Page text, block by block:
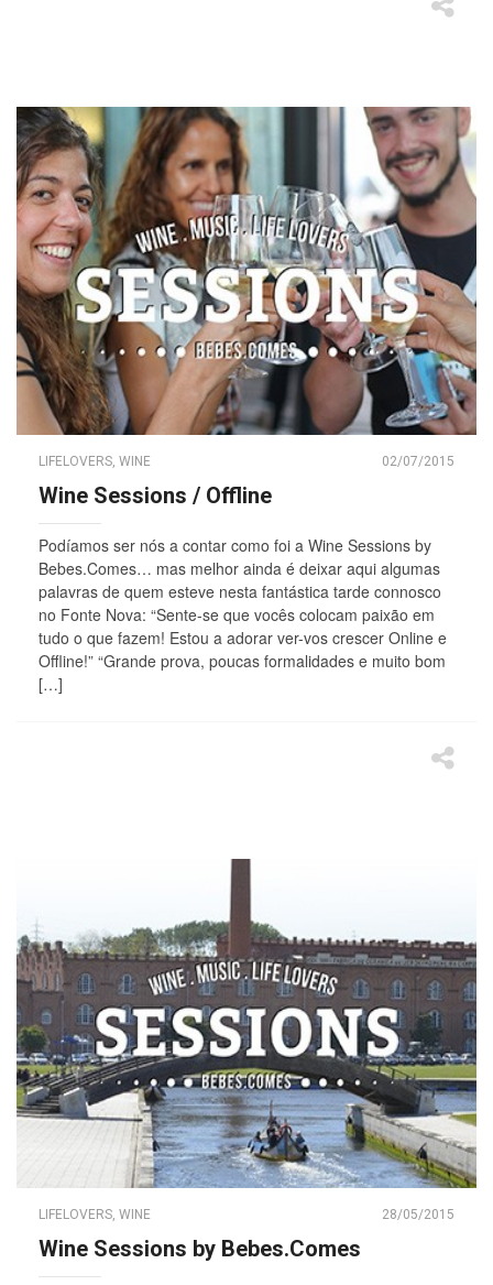
LIFELOVERS, WINE 02/07/2015
Wine Sessions / Offline
Podíamos ser nós a contar como foi a Wine Sessions by
Bebes.Comes… mas melhor ainda é deixar aqui algumas
palavras de quem esteve nesta fantástica tarde connosco
no Fonte Nova: “Sente-se que vocês colocam paixão em
tudo o que fazem! Estou a adorar ver-vos crescer Online e
Offline!” “Grande prova, poucas formalidades e muito bom
[…]
LIFELOVERS WINE 28/05/2015
Wine Sessions by Bebes.Comes